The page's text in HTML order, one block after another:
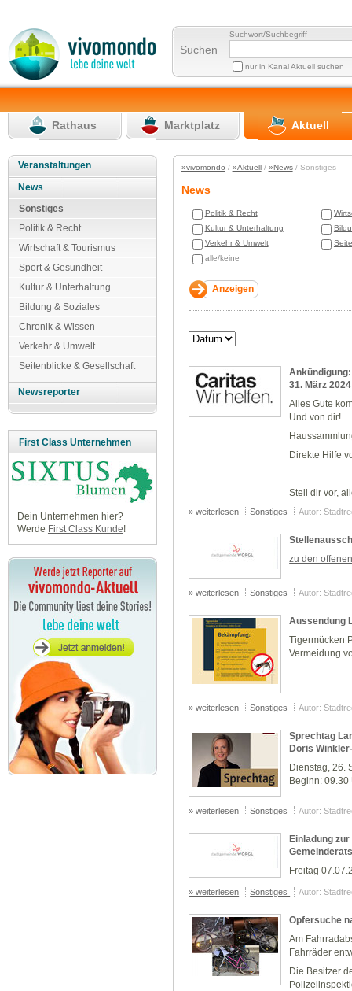
Suchen
Suchwort/Suchbegriff
nur in Kanal Aktuell suchen
Rathaus Marktplatz Aktuell
Veranstaltungen
News
Sonstiges
Politik & Recht
Wirtschaft & Tourismus
Sport & Gesundheit
Kultur & Unterhaltung
Bildung & Soziales
Chronik & Wissen
Verkehr & Umwelt
Seitenblicke & Gesellschaft
Newsreporter
First Class Unternehmen
Dein Unternehmen hier?
Werde First Class Kunde!
»vivomondo / »Aktuell/ »News/ Sonstiges
News
Politik & Recht
Kultur & Unterhaltung
Verkehr & Umwelt
alle/keine
31. März 2024
Alles Gute
Und von dir!
Direkte Hilfe
Stell dir vor,
» weiterlesen Sonstiges Autor:
zu den
» weiterlesen Sonstiges Autor:
Aussendung
Tigermücken
Vermeidung
» weiterlesen Sonstiges Autor:
Sprechtag
Doris
Dienstag, 26.
Beginn: 09.30
» weiterlesen Sonstiges Autor:
Einladung
Freitag
» weiterlesen Sonstiges Autor:
Opfersuche
Am
Fahrräder
Die Besitzer